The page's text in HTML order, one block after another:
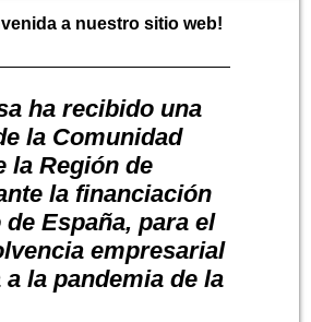
a nuestro sitio web!
ha recibido una
la Comunidad
la Región de
la financiación
España, para el
empresarial
la pandemia de la